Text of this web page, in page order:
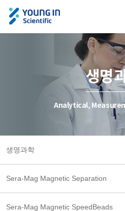
생명
Analytical,